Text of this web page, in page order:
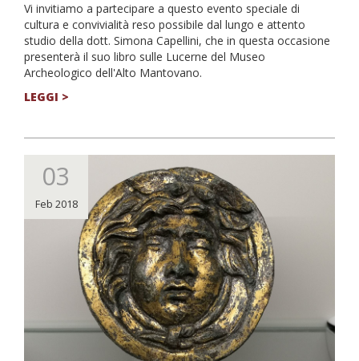
Vi invitiamo a partecipare a questo evento speciale di
cultura e convivialità reso possibile dal lungo e attento
studio della dott. Simona Capellini, che in questa occasione
presenterà il suo libro sulle Lucerne del Museo
Archeologico dell'Alto Mantovano.
LEGGI >
03
Feb 2018